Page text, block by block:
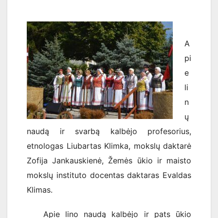
A
pi
e
li
n
ų
naudą ir svarbą kalbėjo profesorius,
etnologas Liubartas Klimka, mokslų daktarė
Zofija Jankauskienė, Žemės ūkio ir maisto
mokslų instituto docentas daktaras Evaldas
Klimas.
Apie lino naudą kalbėjo ir pats ūkio